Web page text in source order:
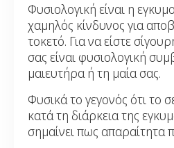
Φυσιολογική είναι η
χαμηλός κίνδυνος για
τοκετό. Για να είστε
σας είναι φυσιολογική
μαιευτήρα ή τη μαία σας.
Φυσικά το γεγονός ότι το
κατά τη διάρκεια της
σημαίνει πως απαραίτητα